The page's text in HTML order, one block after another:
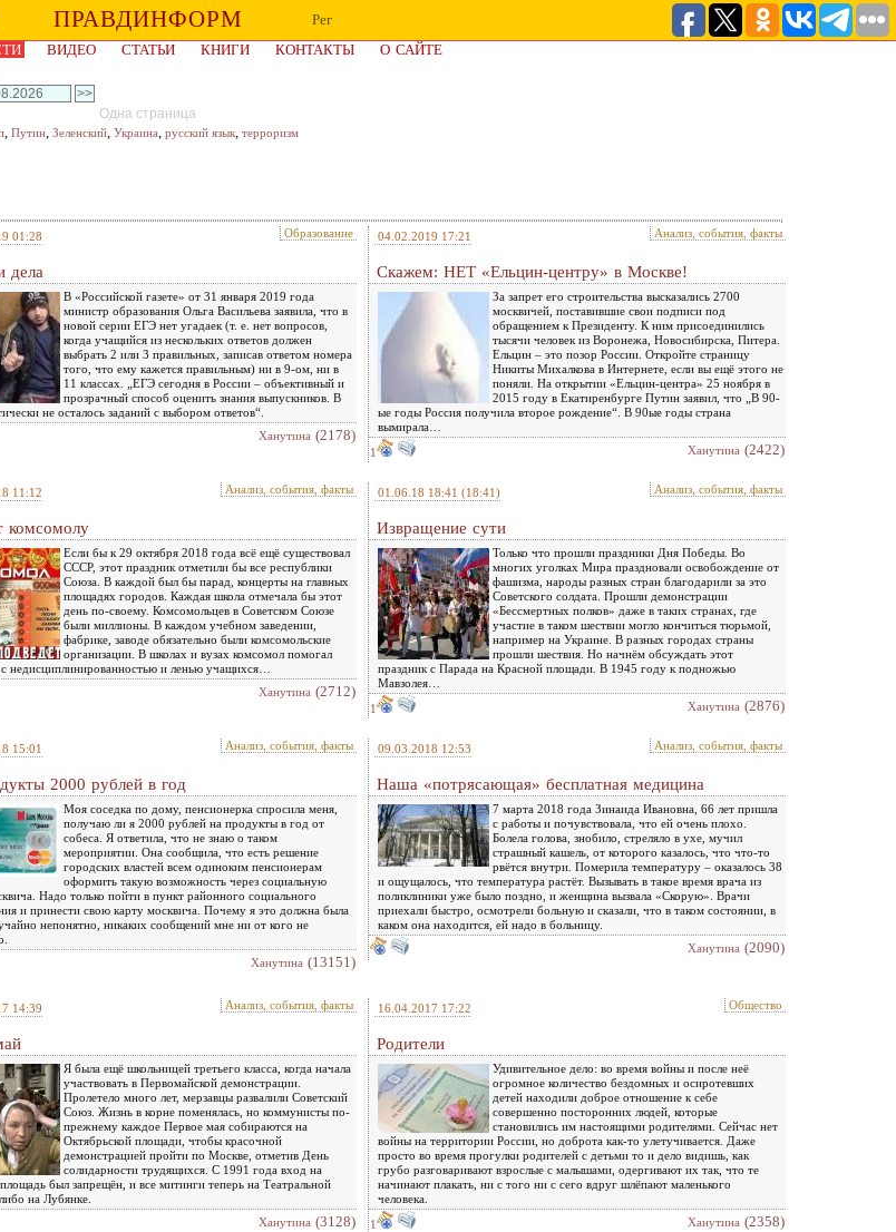
ПРАВДИНФОРМ
Рег
ВИДЕО СТАТЬИ КНИГИ КОНТАКТЫ
О САЙТЕ
Одна страница
, Путин, Зеленский, Украина, русский язык, терроризм
01:28 Образование
дела
В «Российской газете» от 31 января 2019 года
министр образования Ольга Васильева заявила, что в
новой серии ЕГЭ нет угадаек (т. е. нет вопросов,
когда учащийся из нескольких ответов должен
выбрать 2 или 3 правильных, записав ответом номера
того, что ему кажется правильным) ни в 9-ом, ни в
11 классах. „ЕГЭ сегодня в России – объективный и
прозрачный способ оценить знания выпускников. В
не осталось заданий с выбором ответов“.
Ханутина (2178)
04.02.2019 17:21 Анализ, события, факты
Скажем: НЕТ «Ельцин-центру» в Москве!
За запрет его строительства высказались 2700
москвичей, поставившие свои подписи под
обращением к Президенту. К ним присоединились
тысячи человек из Воронежа, Новосибирска, Питера.
Ельцин – это позор России. Откройте страницу
Никиты Михалкова в Интернете, если вы ещё этого не
поняли. На открытии «Ельцин-центра» 25 ноября в
2015 году в Екатиренбурге Путин заявил, что „В 90-
ые годы Россия получила второе рождение“. В 90ые годы страна
вымирала…
1
Ханутина (2422)
11:12 Анализ, события, факты
комсомолу
Если бы к 29 октября 2018 года всё ещё существовал
СССР, этот праздник отметили бы все республики
Союза. В каждой был бы парад, концерты на главных
площадях городов. Каждая школа отмечала бы этот
день по-своему. Комсомольцев в Советском Союзе
были миллионы. В каждом учебном заведении,
фабрике, заводе обязательно были комсомольские
организации. В школах и вузах комсомол помогал
недисциплинированностью и ленью учащихся…
Ханутина (2712)
01.06.18 18:41 (18:41) Анализ, события, факты
Извращение сути
Только что прошли праздники Дня Победы. Во
многих уголках Мира праздновали освобождение от
фашизма, народы разных стран благодарили за это
Советского солдата. Прошли демонстрации
«Бессмертных полков» даже в таких странах, где
участие в таком шествии могло кончиться тюрьмой,
например на Украине. В разных городах страны
прошли шествия. Но начнём обсуждать этот
праздник с Парада на Красной площади. В 1945 году к подножью
Мавзолея…
1
Ханутина (2876)
15:01 Анализ, события, факты
2000 рублей в год
Моя соседка по дому, пенсионерка спросила меня,
получаю ли я 2000 рублей на продукты в год от
собеса. Я ответила, что не знаю о таком
мероприятии. Она сообщила, что есть решение
городских властей всем одиноким пенсионерам
оформить такую возможность через социальную
Надо только пойти в пункт районного социального
и принести свою карту москвича. Почему я это должна была
непонятно, никаких сообщений мне ни от кого не
Ханутина (13151)
09.03.2018 12:53 Анализ, события, факты
Наша «потрясающая» бесплатная медицина
7 марта 2018 года Зинаида Ивановна, 66 лет пришла
с работы и почувствовала, что ей очень плохо.
Болела голова, знобило, стреляло в ухе, мучил
страшный кашель, от которого казалось, что что-то
рвётся внутри. Померила температуру – оказалось 38
и ощущалось, что температура растёт. Вызывать в такое время врача из
поликлиники уже было поздно, и женщина вызвала «Скорую». Врачи
приехали быстро, осмотрели больную и сказали, что в таком состоянии, в
каком она находится, ей надо в больницу.
Ханутина (2090)
14:39 Анализ, события, факты
Я была ещё школьницей третьего класса, когда начала
участвовать в Первомайской демонстрации.
Пролетело много лет, мерзавцы развалили Советский
Союз. Жизнь в корне поменялась, но коммунисты по-
прежнему каждое Первое мая собираются на
Октябрьской площади, чтобы красочной
демонстрацией пройти по Москве, отметив День
солидарности трудящихся. С 1991 года вход на
был запрещён, и все митинги теперь на Театральной
на Лубянке.
Ханутина (3128)
16.04.2017 17:22 Общество
Родители
Удивительное дело: во время войны и после неё
огромное количество бездомных и осиротевших
детей находили доброе отношение к себе
совершенно посторонних людей, которые
становились им настоящими родителями. Сейчас нет
войны на территории России, но доброта как-то улетучивается. Даже
просто во время прогулки родителей с детьми то и дело видишь, как
грубо разговаривают взрослые с малышами, одергивают их так, что те
начинают плакать, ни с того ни с сего вдруг шлёпают маленького
человека.
1
Ханутина (2358)